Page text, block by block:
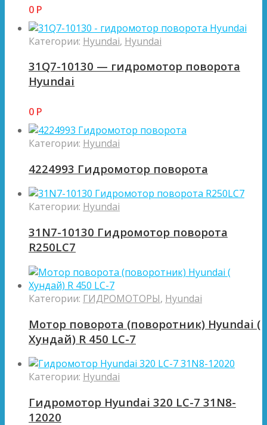
0 Р
Категории: Hyundai, Hyundai
31Q7-10130 — гидромотор поворота
Hyundai
0 Р
Категории: Hyundai
4224993 Гидромотор поворота
Категории: Hyundai
31N7-10130 Гидромотор поворота
R250LC7
Категории: ГИДРОМОТОРЫ, Hyundai
Мотор поворота (поворотник) Hyundai (
Хундай) R 450 LC-7
Категории: Hyundai
Гидромотор Hyundai 320 LC-7 31N8-
12020